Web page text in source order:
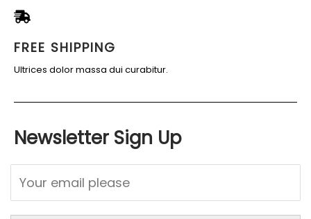
FREE SHIPPING
Ultrices dolor massa dui curabitur.
Newsletter Sign Up